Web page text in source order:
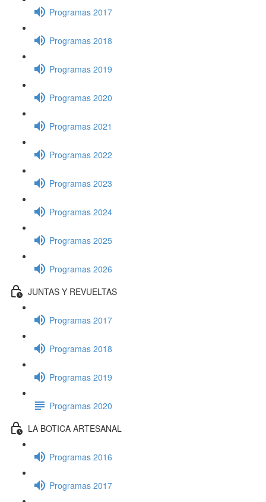
Programas 2017
Programas 2018
Programas 2019
Programas 2020
Programas 2021
Programas 2022
Programas 2023
Programas 2024
Programas 2025
Programas 2026
JUNTAS Y REVUELTAS
Programas 2017
Programas 2018
Programas 2019
Programas 2020
LA BOTICA ARTESANAL
Programas 2016
Programas 2017